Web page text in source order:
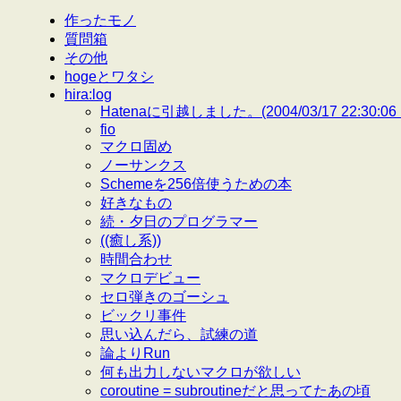
作ったモノ
質問箱
その他
hogeとワタシ
hira:log
Hatenaに引越しました。(2004/03/17 22:30:06
fio
マクロ固め
ノーサンクス
Schemeを256倍使うための本
好きなもの
続・夕日のプログラマー
((癒し系))
時間合わせ
マクロデビュー
セロ弾きのゴーシュ
ビックリ事件
思い込んだら、試練の道
論よりRun
何も出力しないマクロが欲しい
coroutine = subroutineだと思ってたあの頃